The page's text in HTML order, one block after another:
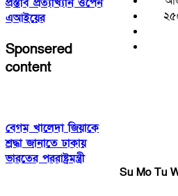
এআইয়ের
Sponsered
content
বেগম খালেদা জিয়াকে
শ্রদ্ধা জানাতে ঢাকায়
ভারতের পররাষ্ট্রমন্ত্রী
Su MoTu